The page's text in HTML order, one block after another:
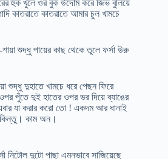
হুক খুলে ওর বুক উদোম করে জিভ বুলিয়ে
কাতরাতে কাতরাতে আমার চুল খামচে
শুদ্ধু পায়ের কাছ থেকে তুলে ফর্সা উরু
শুদ্ধু দুহাতে খামচে ধরে পেছন ফিরে
পুঁতে দুই হাতের ওপর ভর দিয়ে ব্যাঙের
যা করার করো তো ! একদম আর ধানাই
কিন্তু। কাম অন।
নিটোল দুটো পাছা এমনভাবে সাজিয়েছে